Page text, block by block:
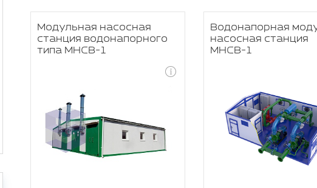
Модульная насосная
станция водонапорного
типа МНСВ-1
Водонапорная
насосная станция
МНСВ-1